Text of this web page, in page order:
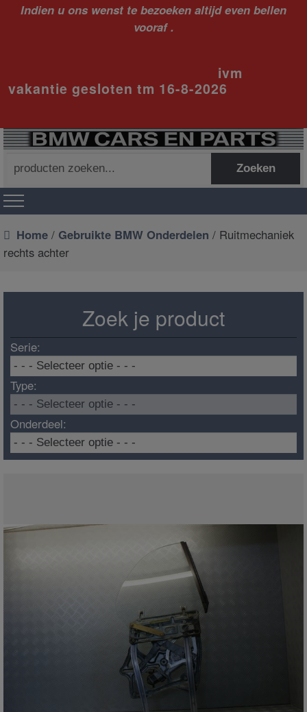
Indien u ons wenst te bezoeken altijd even bellen
vooraf .
ivm
vakantie gesloten tm 16-8-2026
naar:
Zoeken
Home / Gebruikte BMW Onderdelen / Ruitmechaniek
rechts achter
Zoek je product
Serie:
Type:
Onderdeel: